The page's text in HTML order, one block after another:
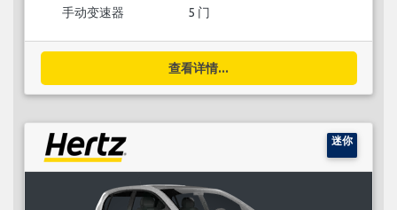
手动变速器 5 门
查看详情...
迷你